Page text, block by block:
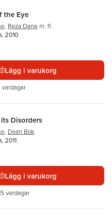
the Eye
, Reza Dana m. fl.
2010
Lägg i varukorg
Disorders
, Dean Bok
2011
Lägg i varukorg
vardagar